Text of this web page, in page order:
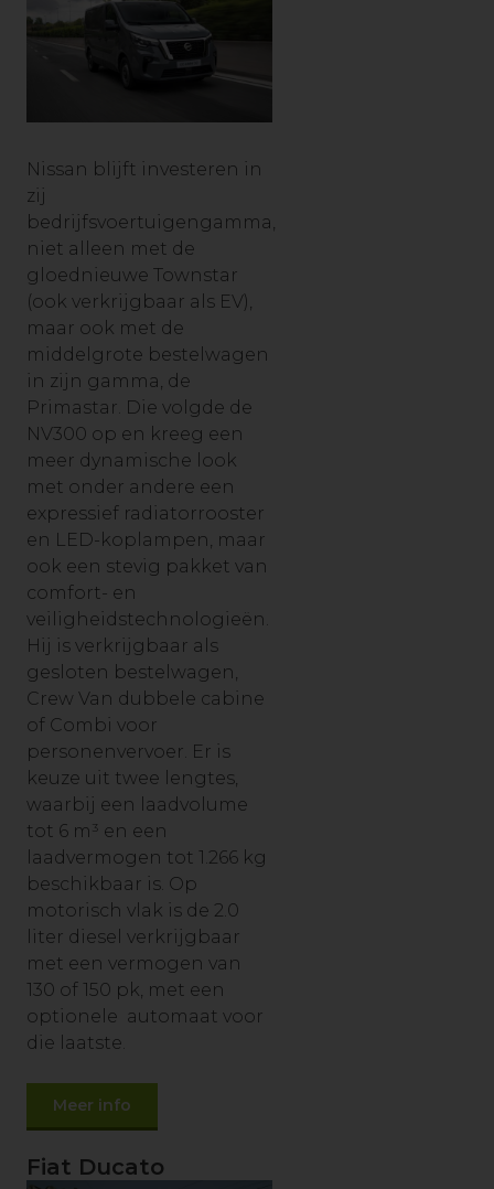
Nissan blijft investeren in
zij
bedrijfsvoertuigengamma,
niet alleen met de
gloednieuwe Townstar
(ook verkrijgbaar als EV),
maar ook met de
middelgrote bestelwagen
in zijn gamma, de
Primastar. Die volgde de
NV300 op en kreeg een
meer dynamische look
met onder andere een
expressief radiatorrooster
en LED-koplampen, maar
ook een stevig pakket van
comfort- en
veiligheidstechnologieën.
Hij is verkrijgbaar als
gesloten bestelwagen,
Crew Van dubbele cabine
of Combi voor
personenvervoer. Er is
keuze uit twee lengtes,
waarbij een laadvolume
tot 6 m³ en een
laadvermogen tot 1.266 kg
beschikbaar is. Op
motorisch vlak is de 2.0
liter diesel verkrijgbaar
met een vermogen van
130 of 150 pk, met een
optionele automaat voor
die laatste.
Meer info
Fiat Ducato